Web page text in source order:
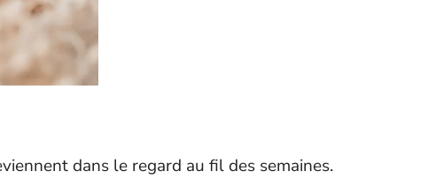
dans le regard au fil des semaines.